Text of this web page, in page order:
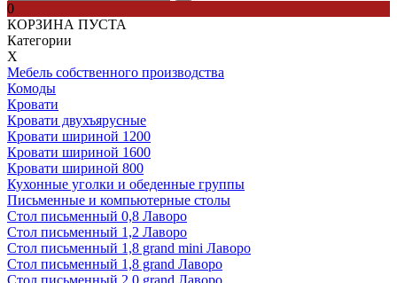
0
КОРЗИНА ПУСТА
Категории
Х
Мебель собственного производства
Комоды
Кровати
Кровати двухъярусные
Кровати шириной 1200
Кровати шириной 1600
Кровати шириной 800
Кухонные уголки и обеденные группы
Письменные и компьютерные столы
Стол письменный 0,8 Лаворо
Стол письменный 1,2 Лаворо
Стол письменный 1,8 grand mini Лаворо
Стол письменный 1,8 grand Лаворо
Стол письменный 2,0 grand Лаворо